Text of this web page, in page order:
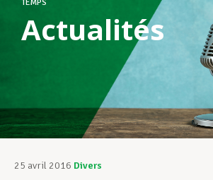
Le LCGB
Structures syndicales
Assistance au Travail
TEMPS
Actualités
25 avril 2016 Divers